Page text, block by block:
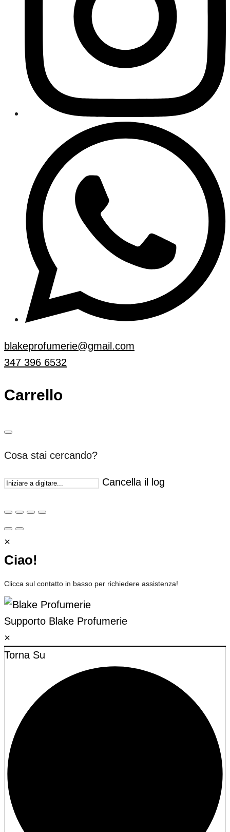
blakeprofumerie@gmail.com
347 396 6532
Carrello
Cosa stai cercando?
Cancella il log
×
Ciao!
Clicca sul contatto in basso per richiedere assistenza!
Supporto Blake Profumerie
×
Torna Su